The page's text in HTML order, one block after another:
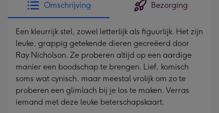
Omschrijving Bezorging
Een kleurrijk stel, zowel letterlijk als figuurlijk. Het zijn
leuke, grappig getekende dieren gecreëerd door
Ray Nicholson. Ze proberen altijd op een aardige
manier een boodschap te brengen. Lief, komisch
soms wat cynisch, maar meestal vrolijk om zo te
proberen een glimlach bij je los te maken. Verras
iemand met deze leuke beterschapskaart.